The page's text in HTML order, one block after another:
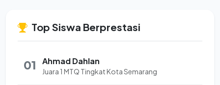
Top Siswa Berprestasi
01 Ahmad Dahlan
Juara 1 MTQ Tingkat Kota Semarang